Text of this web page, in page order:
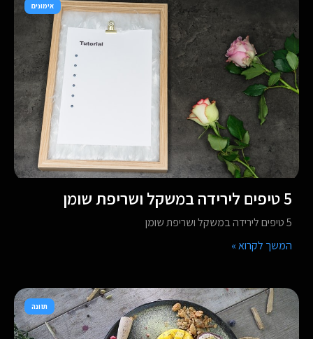
5 טיפים לירידה במשקל ושריפת שומן
5 טיפים לירידה במשקל ושריפת שומן
המשך לקרוא »
אימונים
תזונה